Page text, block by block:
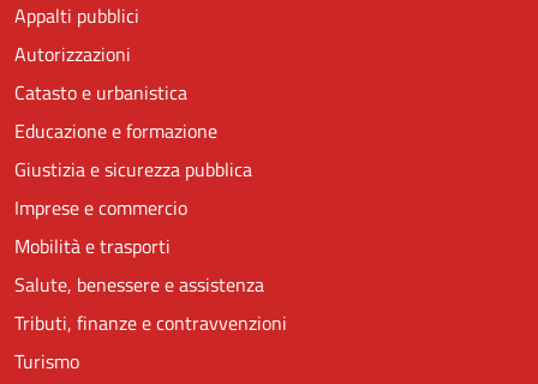
Appalti pubblici
Autorizzazioni
Catasto e urbanistica
Educazione e formazione
Giustizia e sicurezza pubblica
Imprese e commercio
Mobilità e trasporti
Salute, benessere e assistenza
Tributi, finanze e contravvenzioni
Turismo